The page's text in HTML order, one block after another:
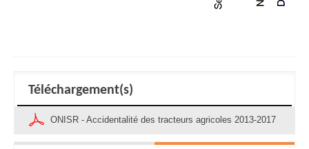
Téléchargement(s)
ONISR - Accidentalité des tracteurs agricoles 2013-2017